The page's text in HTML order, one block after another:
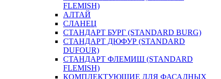
FLEMISH)
АЛТАЙ
СЛАНЕЦ
СТАНДАРТ БУРГ (STANDARD BURG)
СТАНДАРТ ДЮФУР (STANDARD
DUFOUR)
СТАНДАРТ ФЛЕМИШ (STANDARD
FLEMISH)
КОМПЛЕКТУЮЩИЕ ДЛЯ ФАСАДНЫХ